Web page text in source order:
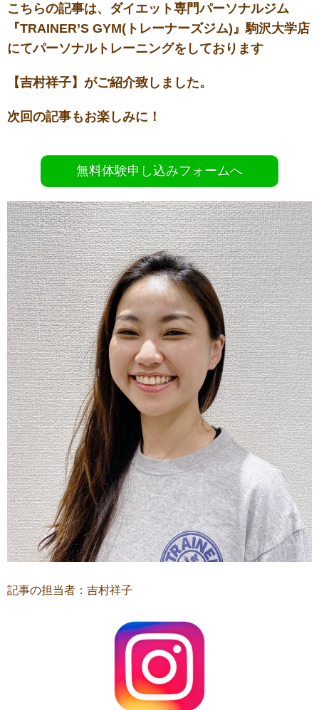
こちらの記事は、ダイエット専門パーソナルジム
『TRAINER’S GYM(トレーナーズジム)』駒沢大学店
にてパーソナルトレーニングをしております
【吉村祥子】がご紹介致しました。
次回の記事もお楽しみに！
無料体験申し込みフォームへ
記事の担当者：吉村祥子